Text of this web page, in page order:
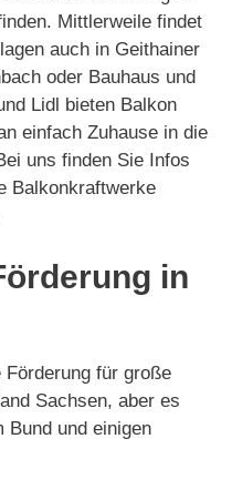
Mittlerweile findet
auch in Geithainer
oder Bauhaus und
Lidl bieten Balkon
einfach Zuhause in die
uns finden Sie Infos
Balkonkraftwerke
in
für große
Sachsen, aber es
Bund und einigen